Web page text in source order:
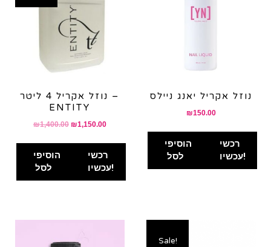
נוזל אקריל 4 ליטר –
ENTITY
₪1,400.00 Original
₪1,400.00.
₪1,150.00Current
₪1,150.00.
הוסיפי
לסל
רכשי
עכשיו!
נוזל אקריל יאנג ניילס
₪150.00
הוסיפי
לסל
רכשי
עכשיו!
Sale!